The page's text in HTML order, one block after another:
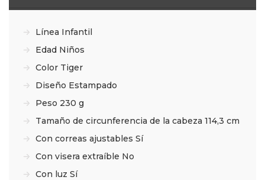
Línea Infantil
Edad Niños
Color Tiger
Diseño Estampado
Peso 230 g
Tamaño de circunferencia de la cabeza 114,3 cm
Con correas ajustables Sí
Con visera extraíble No
Con luz Sí